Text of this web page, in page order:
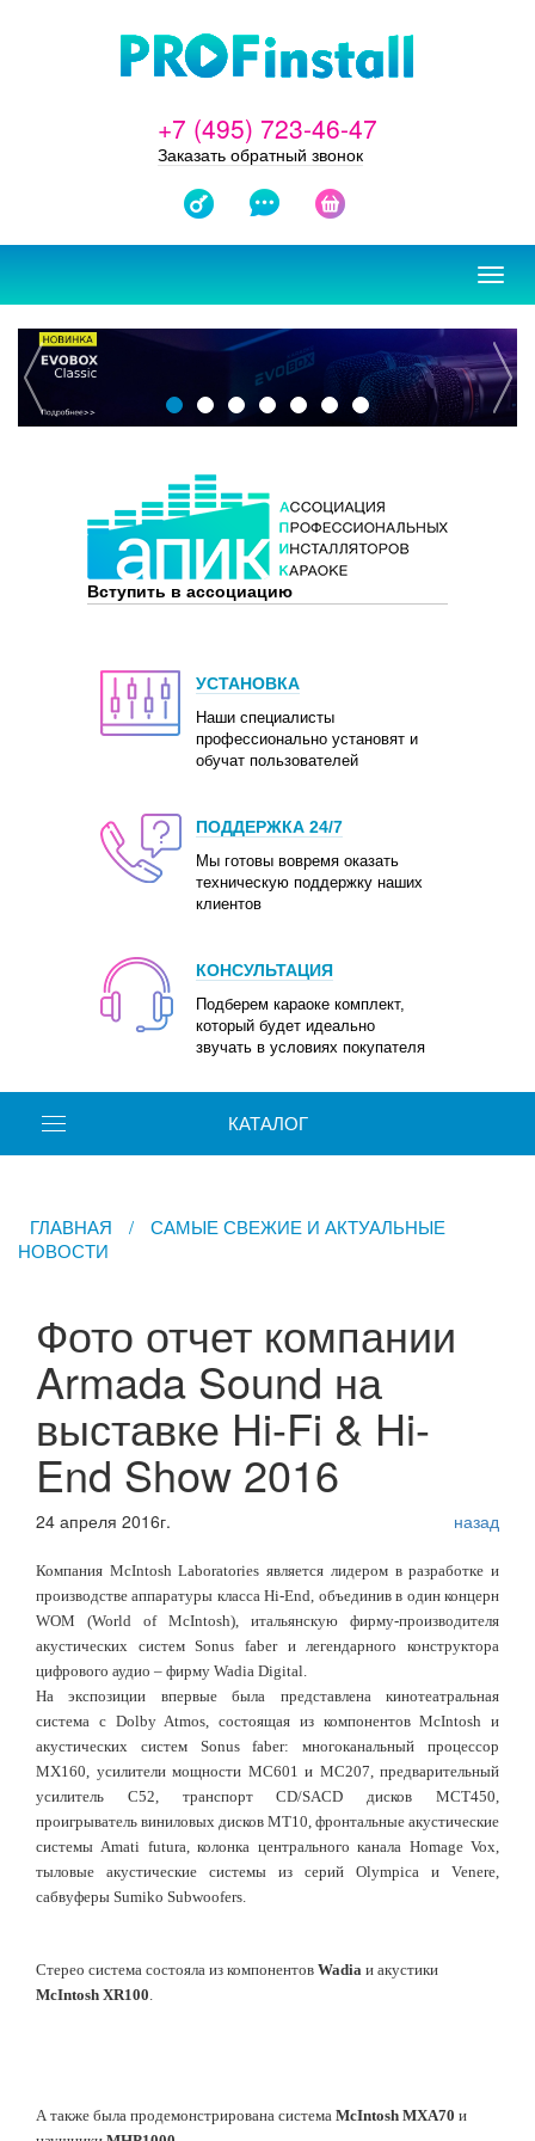
+7 (495) 723-46-47
Заказать обратный звонок
ЗАКАЗАТЬ
ПРОЕКТ
ОТЗЫВЫ
Вступить в ассоциацию
УСТАНОВКА
Наши специалисты
профессионально установят и
обучат пользователей
ПОДДЕРЖКА 24/7
Мы готовы вовремя оказать
техническую поддержку наших
клиентов
КОНСУЛЬТАЦИЯ
Подберем караоке комплект,
который будет идеально
звучать в условиях покупателя
КАТАЛОГ
ГЛАВНАЯ /
САМЫЕ СВЕЖИЕ И АКТУАЛЬНЫЕ
НОВОСТИ
Фото отчет компании
Armada Sound на
выставке Hi-Fi & Hi-
End Show 2016
назад
24 апреля 2016г.
Компания McIntosh Laboratories является лидером в разработке и
производстве аппаратуры класса Hi-End, объединив в один концерн
WOM (World of McIntosh), итальянскую фирму-производителя
акустических систем Sonus faber и легендарного конструктора
цифрового аудио – фирму Wadia Digital.
На экспозиции впервые была представлена кинотеатральная
система с Dolby Atmos, состоящая из компонентов McIntosh и
акустических систем Sonus faber: многоканальный процессор
MX160, усилители мощности MC601 и MC207, предварительный
усилитель C52, транспорт CD/SACD дисков MCT450,
проигрыватель виниловых дисков MT10, фронтальные акустические
системы Amati futura, колонка центрального канала Homage Vox,
тыловые акустические системы из серий Olympica и Venere,
сабвуферы Sumiko Subwoofers.
Стерео система состояла из компонентов Wadia и акустики
McIntosh XR100.
А также была продемонстрирована система McIntosh MXA70 и